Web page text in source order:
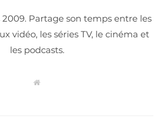
Partage son temps entre les
vidéo, les séries TV, le cinéma et
les podcasts.
W